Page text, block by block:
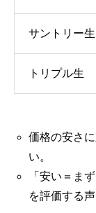
サントリー
トリプル生
価格の安さ
い。
「安い＝ま
を評価する声